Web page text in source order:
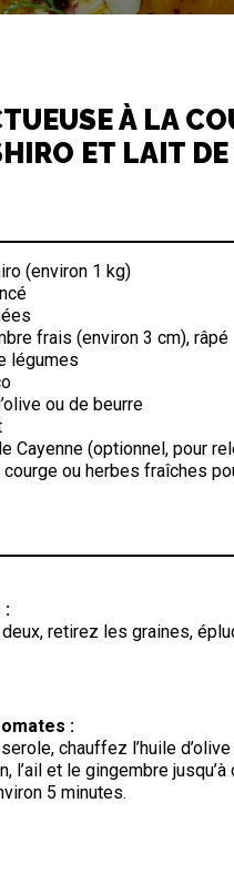
À LA
ET LAIT
(environ 1 kg)
frais (environ 3 cm), râpé
légumes
ou de beurre
Cayenne (optionnel, pour
ou herbes fraîches
:
retirez les graines,
:
chauffez l’huile
l’ail et le gingembre
5 minutes.